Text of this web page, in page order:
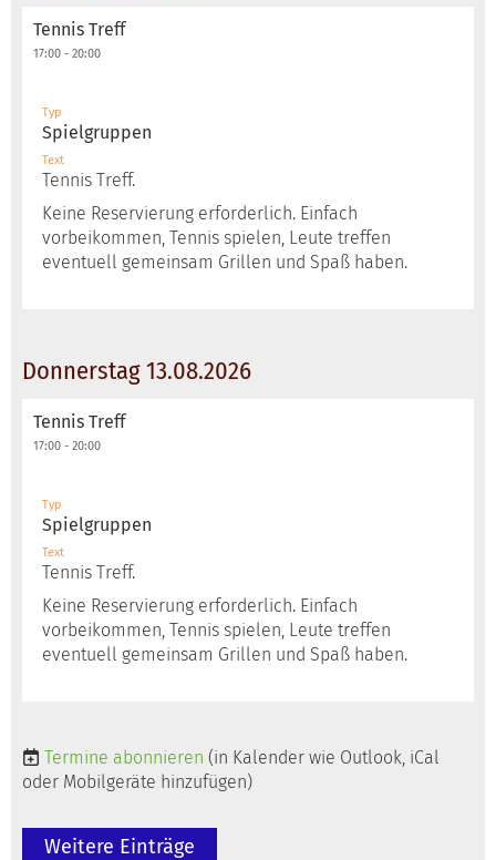
Tennis Treff
17:00 - 20:00
Typ
Spielgruppen
Text
Tennis Treff.
Keine Reservierung erforderlich. Einfach
vorbeikommen, Tennis spielen, Leute treffen
eventuell gemeinsam Grillen und Spaß haben.
Donnerstag 13.08.2026
Tennis Treff
17:00 - 20:00
Typ
Spielgruppen
Text
Tennis Treff.
Keine Reservierung erforderlich. Einfach
vorbeikommen, Tennis spielen, Leute treffen
eventuell gemeinsam Grillen und Spaß haben.
Termine abonnieren (in Kalender wie Outlook, iCal
oder Mobilgeräte hinzufügen)
Weitere Einträge